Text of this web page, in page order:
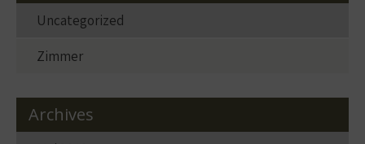
Uncategorized
Zimmer
Archives